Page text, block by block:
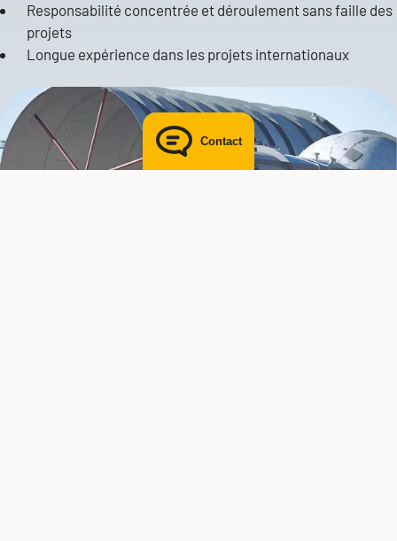
Responsabilité concentrée et déroulement sans faille des
projets
Longue expérience dans les projets internationaux
Contact